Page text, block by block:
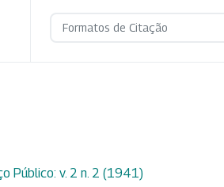
Formatos de Citação
Público: v. 2 n. 2 (1941)